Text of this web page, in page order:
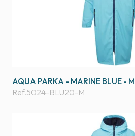
AQUA PARKA - MARINE BLUE - M
Ref.5024-BLU20-M